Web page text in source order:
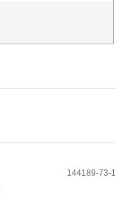
144189-73-1